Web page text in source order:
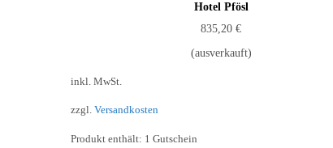
Hotel Pfösl
835,20 €
(ausverkauft)
inkl. MwSt.
zzgl. Versandkosten
Produkt enthält: 1 Gutschein